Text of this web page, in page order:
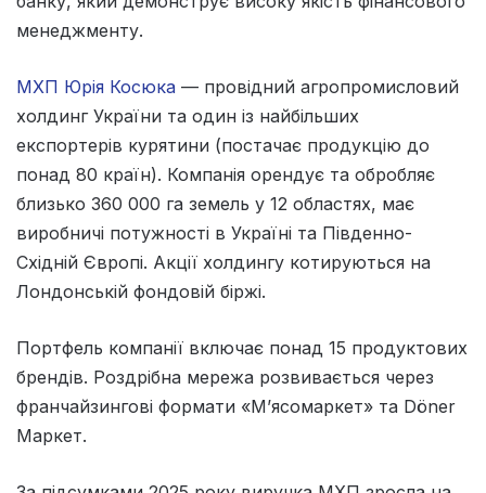
менеджменту.
МХП Юрія Косюка — провідний агропромисловий
холдинг України та один із найбільших
експортерів курятини (постачає продукцію до
понад 80 країн). Компанія орендує та обробляє
близько 360 000 га земель у 12 областях, має
виробничі потужності в Україні та Південно-
Східній Європі. Акції холдингу котируються на
Лондонській фондовій біржі.
Портфель компанії включає понад 15 продуктових
брендів. Роздрібна мережа розвивається через
франчайзингові формати «Мʼясомаркет» та Döner
Маркет.